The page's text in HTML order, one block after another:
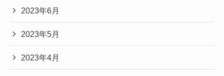
2023年6月
2023年5月
2023年4月